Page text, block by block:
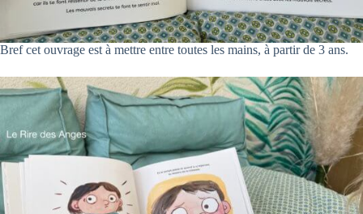
Bref cet ouvrage est à mettre entre toutes les mains, à partir de 3 ans.